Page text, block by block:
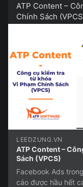
ATP Content –
Chính Sách
LEEDZUNG.VN
ATP Content –
Sách (VPCS)
Facebook Ads
cáo được hầu hết